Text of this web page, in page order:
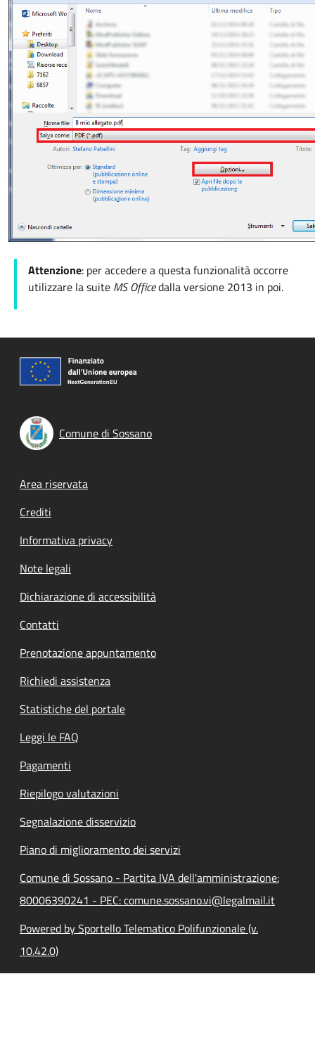
Attenzione: per accedere a questa funzionalità occorre
utilizzare la suite MS Officedalla versione 2013 in poi.
Comune di Sossano
Footer menu
Area riservata
Crediti
Informativa privacy
Note legali
Dichiarazione di accessibilità
Contatti
Prenotazione appuntamento
Richiedi assistenza
Statistiche del portale
Leggi le FAQ
Pagamenti
Riepilogo valutazioni
Segnalazione disservizio
Piano di miglioramento dei servizi
Comune di Sossano - Partita IVA dell'amministrazione:
80006390241 - PEC: comune.sossano.vi@legalmail.it
Powered by Sportello Telematico Polifunzionale (v.
10.42.0)